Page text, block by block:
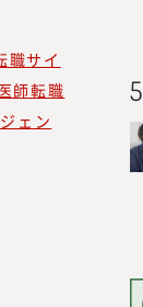
正社員」とい
ッショナル
いワークス
』にて、プ
の情報を提
や副業といっ
ての調査・研
事部、事業
」といった
職サイ
師転職
ェン